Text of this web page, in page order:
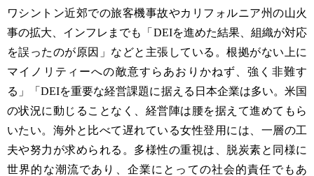
ワシントン近郊での旅客機事故やカリフォルニア州の山火
事の拡大、インフレまでも「DEIを進めた結果、組織が対応
を誤ったのが原因」などと主張している。根拠がない上に
マイノリティーへの敵意すらあおりかねず、強く非難す
る」「DEIを重要な経営課題に据える日本企業は多い。米国
の状況に動じることなく、経営陣は腰を据えて進めてもら
いたい。海外と比べて遅れている女性登用には、一層の工
夫や努力が求められる。多様性の重視は、脱炭素と同様に
世界的な潮流であり、企業にとっての社会的責任でもあ